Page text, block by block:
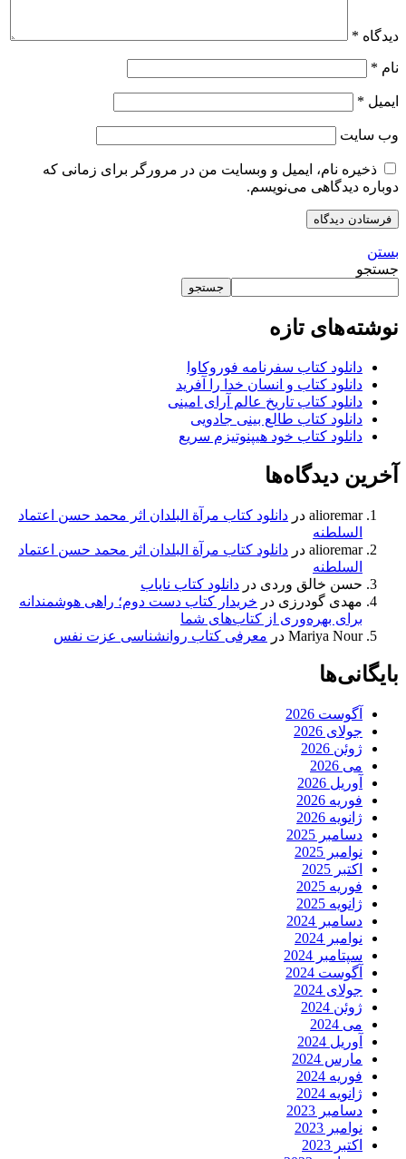
دیدگاه *
نام *
ایمیل *
وب‌ سایت
ذخیره نام، ایمیل و وبسایت من در مرورگر برای زمانی که
دوباره دیدگاهی می‌نویسم.
بستن
جستجو
جستجو
نوشته‌های تازه
دانلود کتاب سفرنامه فوروکاوا
دانلود کتاب و انسان خدا را آفرید
دانلود کتاب تاریخ عالم آرای امینی
دانلود کتاب طالع بینی جادویی
دانلود کتاب خود هیپنوتیزم سریع
آخرین دیدگاه‌ها
alioremar در دانلود کتاب مرآة البلدان اثر محمد حسن اعتماد
السلطنه
alioremar در دانلود کتاب مرآة البلدان اثر محمد حسن اعتماد
السلطنه
حسن خالق وردی در دانلود کتاب نایاب
مهدی گودرزی در خریدار کتاب دست دوم؛ راهی هوشمندانه
برای بهره‌وری از کتاب‌های شما
Mariya Nour در معرفی کتاب روانشناسی عزت نفس
بایگانی‌ها
آگوست 2026
جولای 2026
ژوئن 2026
می 2026
آوریل 2026
فوریه 2026
ژانویه 2026
دسامبر 2025
نوامبر 2025
اکتبر 2025
فوریه 2025
ژانویه 2025
دسامبر 2024
نوامبر 2024
سپتامبر 2024
آگوست 2024
جولای 2024
ژوئن 2024
می 2024
آوریل 2024
مارس 2024
فوریه 2024
ژانویه 2024
دسامبر 2023
نوامبر 2023
اکتبر 2023